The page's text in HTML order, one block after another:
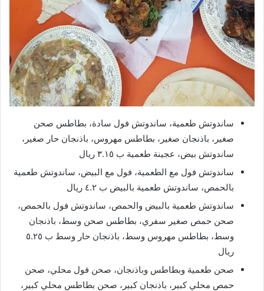
ساندوتش طعمية، ساندوتش فول سادة، بطاطس صحن
صغير، باذنجان صغير، بطاطس مهروس، باذنجان حار صغير،
ساندوتش بيض، عجينة طعمية ب ٣.١٥ ريال
ساندوتش فول مع الطعمية، فول مع البيض، ساندوتش طعمية
بالحمص، ساندوتش طعمية بالبيض ب ٤.٢ ريال
ساندوتش طعمية بالبيض والحمص، ساندوتش فول بالحمص،
صحن حمص صغير سفري، بطاطس صحن وسط، باذنجان
وسط، بطاطس مهروس وسط، باذنجان حار وسط ب ٥.٢٥
ريال
صحن طعمية وبطاطس وباذنجان، صحن فول محلي، صحن
حمص محلي كبير، باذنجان كبير، صحن بطاطس محلي كبير،